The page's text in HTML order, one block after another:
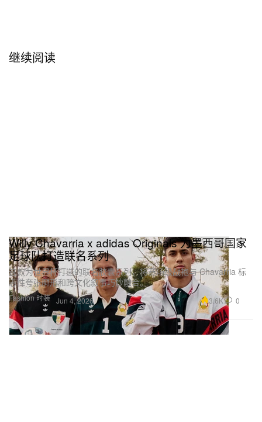
继续阅读
Fashion 时装
Willy Chavarria x adidas Originals 为墨西哥国家
足球队打造联名系列
这款为世界杯打造的联名胶囊系列，将赛场级战袍与 Chavarria 标
志性夸张廓形和跨文化叙事巧妙融合。
Jun 4, 2026 3.6K 0